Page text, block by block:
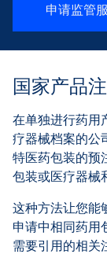
申请监管
国家产品
在单独进行药用
疗器械档案的公
特医药包装的预
包装或医疗器械
这种方法让您能
申请中相同药用
需要引用的相关